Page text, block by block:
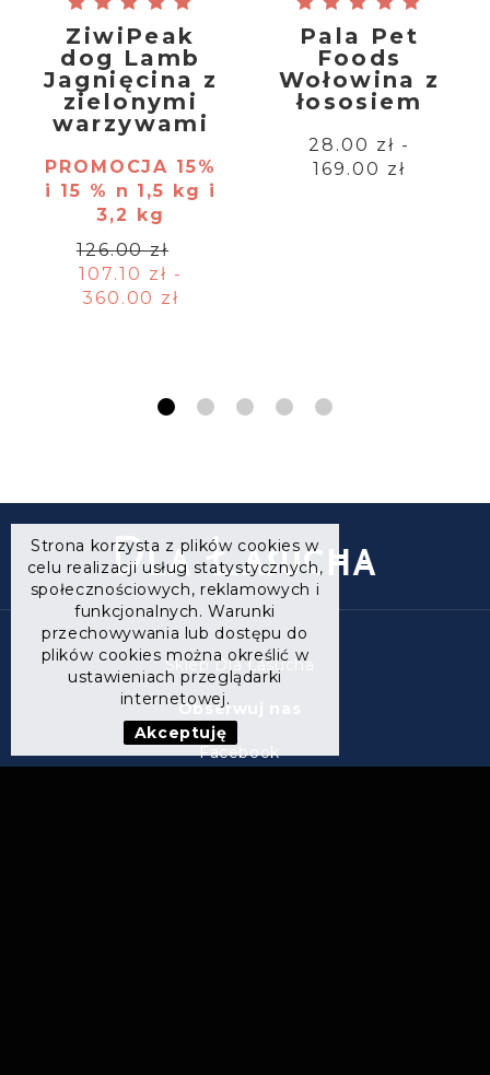
ZiwiPeak
dog Lamb
Jagnięcina z
zielonymi
warzywami
PROMOCJA 15%
i 15 % n 1,5 kg i
3,2 kg
126.00 zł
107.10 zł -
360.00 zł
Pala Pet
Foods
Wołowina z
łososiem
28.00 zł -
169.00 zł
Sklep Dla Łasucha
Obserwuj nas
Facebook
Strona korzysta z plików cookies w
celu realizacji usług statystycznych,
społecznościowych, reklamowych i
funkcjonalnych. Warunki
przechowywania lub dostępu do
plików cookies można określić w
ustawieniach przeglądarki
internetowej.
Akceptuję